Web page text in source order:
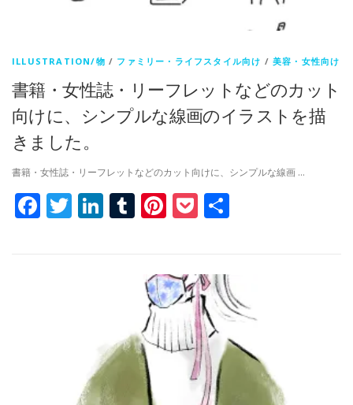
ILLUSTRATION/物 / ファミリー・ライフスタイル向け /美容・女性向け
書籍・女性誌・リーフレットなどのカット
向けに、シンプルな線画のイラストを描
きました。
書籍・女性誌・リーフレットなどのカット向けに、シンプルな線画 …
Facebook
Twitter
LinkedIn
Tumblr
Pinterest
Pocket